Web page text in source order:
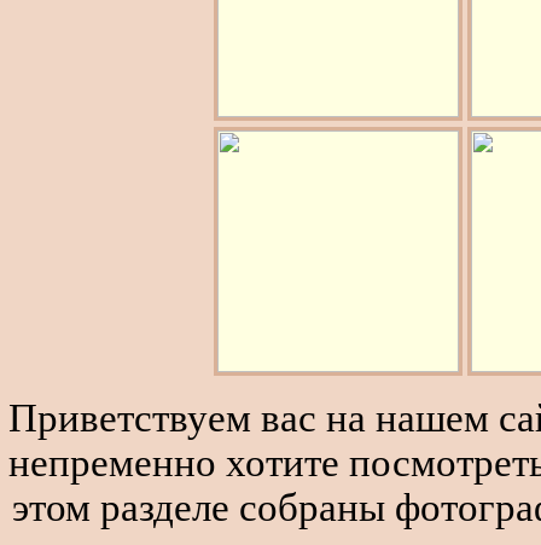
Приветствуем вас на нашем
непременно хотите
этом разделе собраны